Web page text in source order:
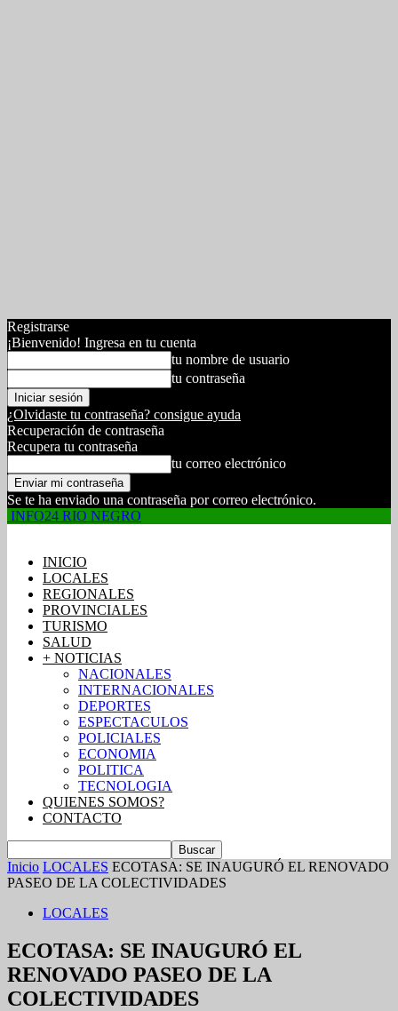
Registrarse
¡Bienvenido! Ingresa en tu cuenta
tu nombre de usuario
tu contraseña
¿Olvidaste tu contraseña? consigue ayuda
Recuperación de contraseña
Recupera tu contraseña
tu correo electrónico
Se te ha enviado una contraseña por correo electrónico.
INFO24 RIO NEGRO
INICIO
LOCALES
REGIONALES
PROVINCIALES
TURISMO
SALUD
+ NOTICIAS
NACIONALES
INTERNACIONALES
DEPORTES
ESPECTACULOS
POLICIALES
ECONOMIA
POLITICA
TECNOLOGIA
QUIENES SOMOS?
CONTACTO
Inicio LOCALES ECOTASA: SE INAUGURÓ EL RENOVADO
PASEO DE LA COLECTIVIDADES
LOCALES
ECOTASA: SE INAUGURÓ EL
RENOVADO PASEO DE LA
COLECTIVIDADES